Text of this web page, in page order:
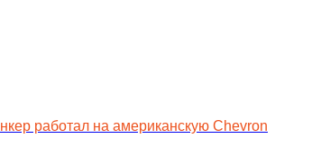
работал на американскую Chevron